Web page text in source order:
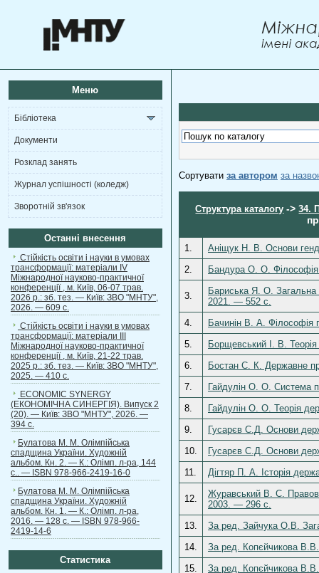
Меню
Бібліотека
Документи
Розклад занять
Журнал успішності (коледж)
Зворотній зв'язок
Останні внесення
Стійкість освіти і науки в умовах
трансформації: матеріали ІV
Міжнародної науково-практичної
конференції , м. Київ, 06-07 трав.
2026 р.: зб. тез. — Київ: ЗВО "МНТУ",
2026. — 609 с.
Стійкість освіти і науки в умовах
трансформації: матеріали ІІІ
Міжнародної науково-практичної
конференції , м. Київ, 21-22 трав.
2025 р.: зб. тез. — Київ: ЗВО "МНТУ",
2025. — 410 с.
ECONOMIC SYNERGY
(ЕКОНОМІЧНА СИНЕРГІЯ). Випуск 2
(20). — Київ: ЗВО "МНТУ", 2026. —
394 с.
Булатова М. М. Олімпійська
спадщина України. Художній
альбом. Кн. 2. — К.: Олімп. л-ра, 144
с.. — ISBN 978-966-2419-16-0
Булатова М. М. Олімпійська
спадщина України. Художній
альбом. Кн. 1. — К.: Олімп. л-ра,
2016. — 128 с. — ISBN 978-966-
2419-14-6
Статистика
Сортувати за автором за
Структура каталогу ->34.
1.
Аніщук Н. В. Основи
2.
Бандура О. О.
3.
Бариська Я. О. Загальна
2021. — 552 с.
4.
Бачинін В. А.
5.
Борщевський І. В.
6.
Бостан С. К. Державне
7.
Гайдулін О. О. Система
8.
Гайдулін О. О. Теорія
9.
Гусарєв С.Д. Основи
10.
Гусарєв С.Д. Основи
11.
Дігтяр П. А. Історія
12.
Журавський В. С.
2003. — 296 с.
13.
За ред. Зайчука О.В.
14.
За ред. Копєйчикова
15.
За ред. Копєйчикова